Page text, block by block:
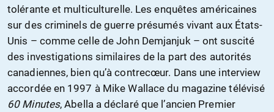
tolérante et multiculturelle. Les enquêtes américaines
sur des criminels de guerre présumés vivant aux États-
Unis – comme celle de John Demjanjuk – ont suscité
des investigations similaires de la part des autorités
canadiennes, bien qu’à contrecœur. Dans une interview
accordée en 1997 à Mike Wallace du magazine télévisé
60 Minutes, Abella a déclaré que l’ancien Premier